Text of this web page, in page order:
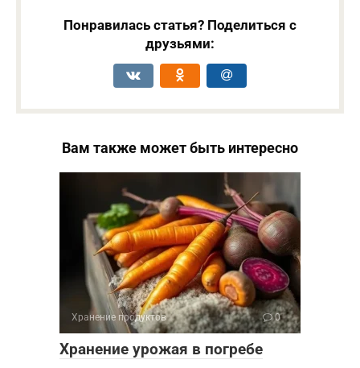
Понравилась статья? Поделиться с
друзьями:
Вам также может быть интересно
Хранение продуктов 0
Хранение урожая в погребе